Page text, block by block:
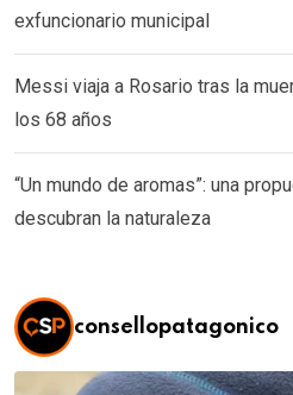
exfuncionario municipal
Messi viaja a Rosario tras la
los 68 años
“Un mundo de aromas”: una
descubran la naturaleza
consellopatagonico